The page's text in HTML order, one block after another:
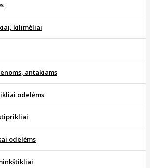
kilimėliai
antakiams
odelėms
odelėms